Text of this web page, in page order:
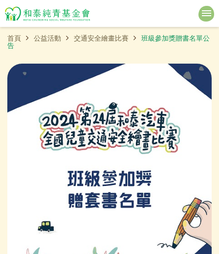
首頁 公益活動 交通安全繪畫比賽
班級參加獎贈書名單公
告